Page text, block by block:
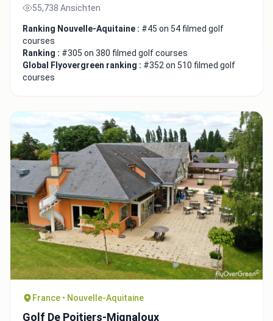
55,738 Ansichten
Ranking Nouvelle-Aquitaine : #45 on 54 filmed golf
courses
Ranking : #305 on 380 filmed golf courses
Global Flyovergreen ranking : #352 on 510 filmed golf
courses
France • Nouvelle-Aquitaine
Golf De Poitiers-Mignaloux